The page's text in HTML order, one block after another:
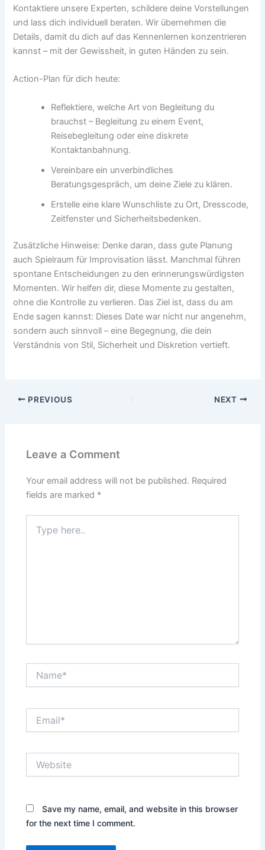
Kontaktiere unsere Experten, schildere deine Vorstellungen
und lass dich individuell beraten. Wir übernehmen die
Details, damit du dich auf das Kennenlernen konzentrieren
kannst – mit der Gewissheit, in guten Händen zu sein.
Action-Plan für dich heute:
Reflektiere, welche Art von Begleitung du
brauchst – Begleitung zu einem Event,
Reisebegleitung oder eine diskrete
Kontaktanbahnung.
Vereinbare ein unverbindliches
Beratungsgespräch, um deine Ziele zu klären.
Erstelle eine klare Wunschliste zu Ort, Dresscode,
Zeitfenster und Sicherheitsbedenken.
Zusätzliche Hinweise: Denke daran, dass gute Planung
auch Spielraum für Improvisation lässt. Manchmal führen
spontane Entscheidungen zu den erinnerungswürdigsten
Momenten. Wir helfen dir, diese Momente zu gestalten,
ohne die Kontrolle zu verlieren. Das Ziel ist, dass du am
Ende sagen kannst: Dieses Date war nicht nur angenehm,
sondern auch sinnvoll – eine Begegnung, die dein
Verständnis von Stil, Sicherheit und Diskretion vertieft.
PREVIOUS NEXT
Leave a Comment
Your email address will not be published. Required
fields are marked *
here..
Save my name, email, and website in this browser
for the next time I comment.